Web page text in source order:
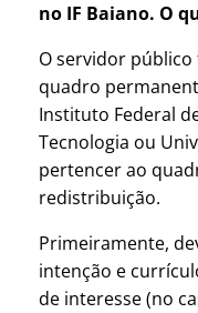
no IF Baiano. O
O servidor
quadro
Instituto Federal
Tecnologia ou
pertencer ao
redistribuição.
Primeiramente,
intenção e
de interesse (no